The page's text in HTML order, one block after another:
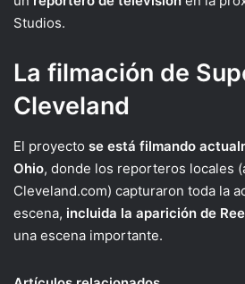
Studios.
La filmación de
Cleveland
El proyecto se está filmando
Ohio, donde los reporteros locales
Cleveland.com) capturaron toda la
escena, incluida la aparición de
una escena importante.